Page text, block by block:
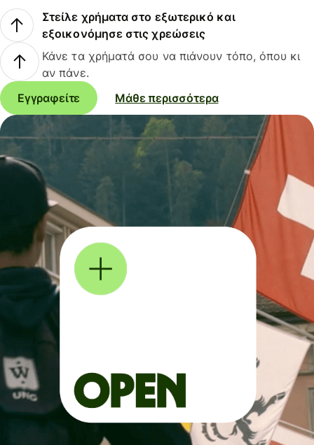
Στείλε χρήματα στο εξωτερικό και
εξοικονόμησε στις χρεώσεις
Κάνε τα χρήματά σου να πιάνουν τόπο, όπου κι
αν πάνε.
Εγγραφείτε
Μάθε περισσότερα